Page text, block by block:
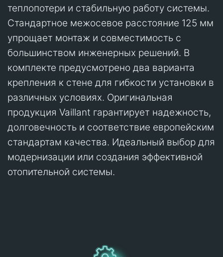
теплопотери и стабильную работу системы.
Стандартное межосевое расстояние 125 мм
упрощает монтаж и совместимость с
большинством инженерных решений. В
комплекте предусмотрено два варианта
крепления к стене для гибкости установки в
различных условиях. Оригинальная
продукция Vaillant гарантирует надежность,
долговечность и соответствие европейским
стандартам качества. Идеальный выбор для
модернизации или создания эффективной
отопительной системы.